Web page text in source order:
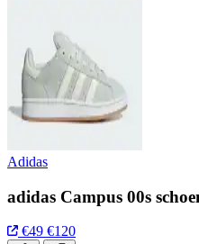
Adidas
adidas Campus 00s
€49 €120